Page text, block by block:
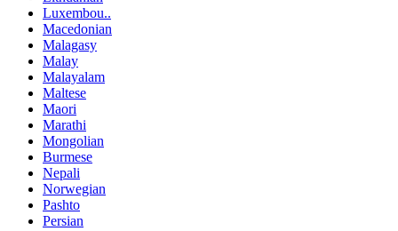
Luxembou..
Macedonian
Malagasy
Malay
Malayalam
Maltese
Maori
Marathi
Mongolian
Burmese
Nepali
Norwegian
Pashto
Persian